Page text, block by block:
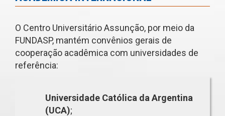
O Centro Universitário Assunção, por meio da
FUNDASP, mantém convênios gerais de
cooperação acadêmica com universidades de
referência:
Universidade Católica da Argentina
(UCA);